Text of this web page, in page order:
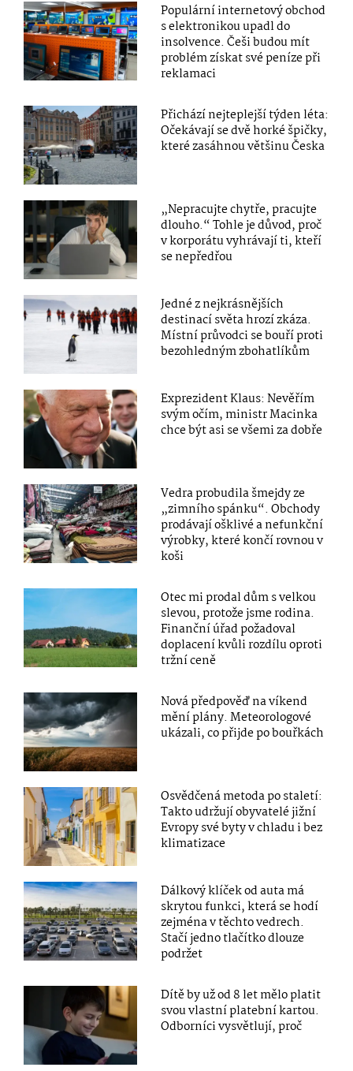
Populární internetový obchod
s elektronikou upadl do
insolvence. Češi budou mít
problém získat své peníze při
reklamaci
Přichází nejteplejší týden léta:
Očekávají se dvě horké špičky,
které zasáhnou většinu Česka
„Nepracujte chytře, pracujte
dlouho.“ Tohle je důvod, proč
v korporátu vyhrávají ti, kteří
se nepředřou
Jedné z nejkrásnějších
destinací světa hrozí zkáza.
Místní průvodci se bouří proti
bezohledným zbohatlíkům
Exprezident Klaus: Nevěřím
svým očím, ministr Macinka
chce být asi se všemi za dobře
Vedra probudila šmejdy ze
„zimního spánku“. Obchody
prodávají ošklivé a nefunkční
výrobky, které končí rovnou v
koši
Otec mi prodal dům s velkou
slevou, protože jsme rodina.
Finanční úřad požadoval
doplacení kvůli rozdílu oproti
tržní ceně
Nová předpověď na víkend
mění plány. Meteorologové
ukázali, co přijde po bouřkách
Osvědčená metoda po staletí:
Takto udržují obyvatelé jižní
Evropy své byty v chladu i bez
klimatizace
Dálkový klíček od auta má
skrytou funkci, která se hodí
zejména v těchto vedrech.
Stačí jedno tlačítko dlouze
podržet
Dítě by už od 8 let mělo platit
svou vlastní platební kartou.
Odborníci vysvětlují, proč